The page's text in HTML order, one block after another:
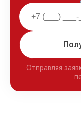
Отправляя